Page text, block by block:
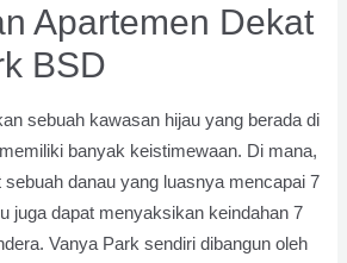
Apartemen Dekat
BSD
sebuah kawasan hijau yang berada di
banyak keistimewaan. Di mana,
sebuah danau yang luasnya mencapai 7
juga dapat menyaksikan keindahan 7
Vanya Park sendiri dibangun oleh